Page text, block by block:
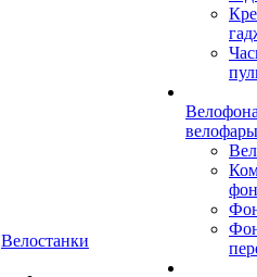
Велостанки
велофары